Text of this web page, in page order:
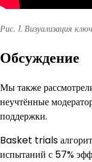
Рис. 1. Визуализация
Обсуждение
Мы также
неучтённые
поддержки.
Basket trials
испытаний с 57%